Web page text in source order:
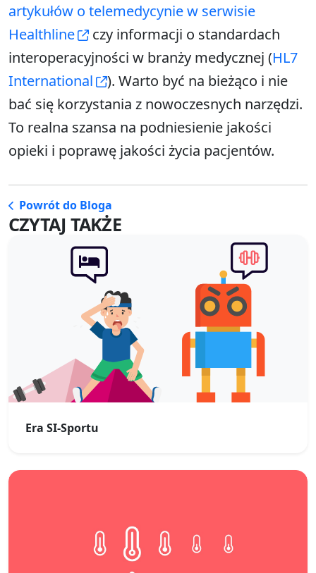
artykułów o telemedycynie w serwisie
Healthline
czy informacji o standardach
interoperacyjności w branży medycznej (HL7
International
). Warto być na bieżąco i nie
bać się korzystania z nowoczesnych narzędzi.
To realna szansa na podniesienie jakości
opieki i poprawę jakości życia pacjentów.
Powrót do Bloga
CZYTAJ TAKŻE
Era SI-Sportu